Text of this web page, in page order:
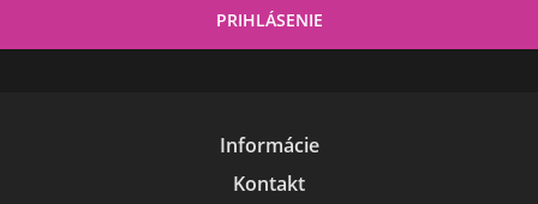
Informácie
Kontakt